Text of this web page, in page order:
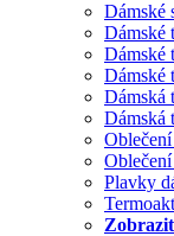
Dámské
Dámské
Dámské
Dámské
Dámská
Dámská
Oblečení
Plavky